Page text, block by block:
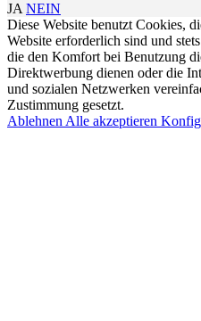
JA NEIN
Diese Website benutzt Cookies,
Website erforderlich sind und
die den Komfort bei Benutzung
Direktwerbung dienen oder die
und sozialen Netzwerken
Zustimmung gesetzt.
Ablehnen Alle akzeptieren